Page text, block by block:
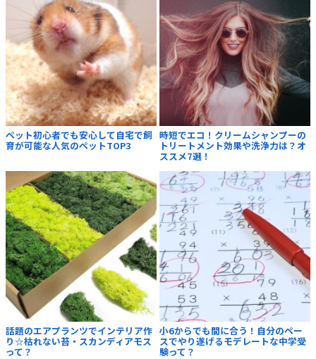
ペット初心者でも安心して自宅で飼
育が可能な人気のペットTOP3
時短でエコ！クリームシャンプーの
トリートメント効果や洗浄力は？オ
ススメ7選！
話題のエアプランツでインテリア作
り☆枯れない苔・スカンディアモス
って？
小6からでも間に合う！自分のペー
スでやり遂げるモデレートな中学受
験って？